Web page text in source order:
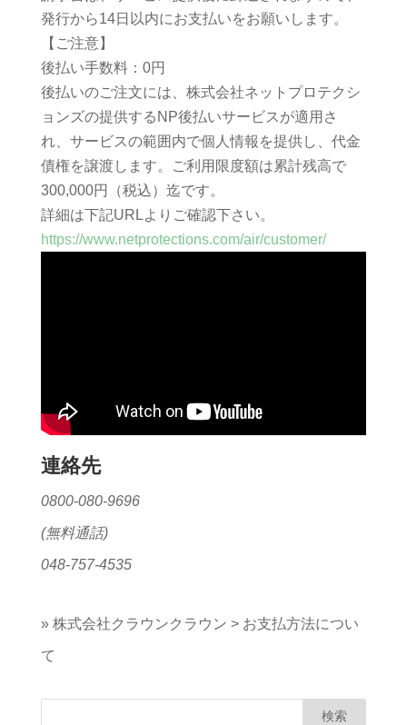
発行から14日以内にお支払いをお願いします。
【ご注意】
後払い手数料：0円
後払いのご注文には、株式会社ネットプロテクシ
ョンズの提供するNP後払いサービスが適用さ
れ、サービスの範囲内で個人情報を提供し、代金
債権を譲渡します。ご利用限度額は累計残高で
300,000円（税込）迄です。
詳細は下記URLよりご確認下さい。
https://www.netprotections.com/air/customer/
連絡先
0800-080-9696
(無料通話)
048-757-4535
» 株式会社クラウンクラウン > お支払方法につい
て